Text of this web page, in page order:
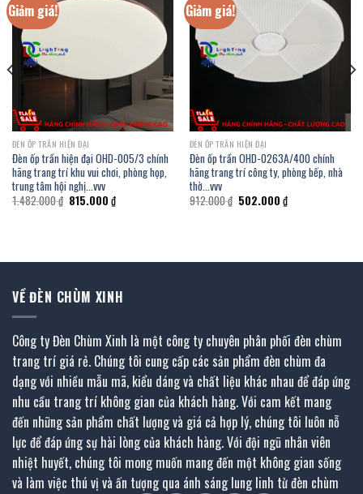
Giảm giá!
ĐÈN ỐP TRẦN HIỆN ĐẠI
Đèn ốp trần hiện đại OHD-005/3 chính
hãng trang trí khu vui chơi, phòng họp,
trung tâm hội nghị…vvv
1.482.000₫ Giá
gốc
815.000 ₫Giá
hiện
Giảm giá!
ĐÈN ỐP TRẦN HIỆN ĐẠI
Đèn ốp trần OHD-0263A/400 chính
hãng trang trí công ty, phòng bếp, nhà
thờ…vvv
912.000₫ Giá
gốc
502.000 ₫Giá
hiện
VỀ ĐÈN CHÙM XINH
Công ty Đèn Chùm Xinh là một công ty chuyên phân phối đèn chùm
trang trí giá rẻ. Chúng tôi cung cấp các sản phẩm đèn chùm đa
dạng với nhiều mẫu mã, kiểu dáng và chất liệu khác nhau để đáp ứng
nhu cầu trang trí không gian của khách hàng. Với cam kết mang
đến những sản phẩm chất lượng và giá cả hợp lý, chúng tôi luôn nỗ
lực để đáp ứng sự hài lòng của khách hàng. Với đội ngũ nhân viên
nhiệt huyết, chúng tôi mong muốn mang đến một không gian sống
và làm việc thú vị và ấn tượng qua ánh sáng lung linh từ đèn chùm